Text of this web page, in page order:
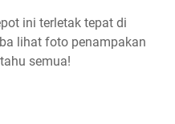
ini terletak tepat di
lihat foto penampakan
semua!